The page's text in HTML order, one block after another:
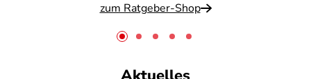
zum Ratgeber-Shop